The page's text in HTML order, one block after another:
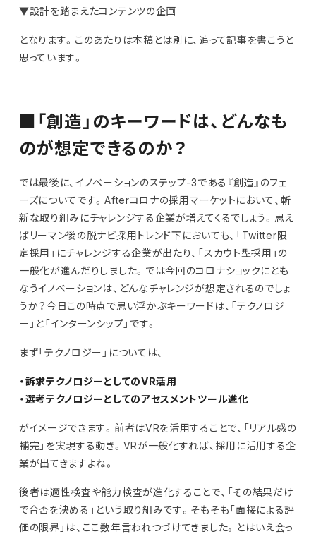
▼設計を踏まえたコンテンツの企画
となります。このあたりは本稿とは別に、追って記事を書こうと
思っています。
■「創造」のキーワードは、どんなも
のが想定できるのか？
では最後に、イノベーションのステップ-3である『創造』のフェ
ーズについてです。Afterコロナの採用マーケットにおいて、斬
新な取り組みにチャレンジする企業が増えてくるでしょう。思え
ばリーマン後の脱ナビ採用トレンド下においても、「Twitter限
定採用」にチャレンジする企業が出たり、「スカウト型採用」の
一般化が進んだりしました。では今回のコロナショックにとも
なうイノベーションは、どんなチャレンジが想定されるのでしょ
うか？今日この時点で思い浮かぶキーワードは、「テクノロジ
ー」と「インターンシップ」です。
まず「テクノロジー」については、
・訴求テクノロジーとしてのVR活用
・選考テクノロジーとしてのアセスメントツール進化
がイメージできます。前者はVRを活用することで、「リアル感の
補完」を実現する動き。VRが一般化すれば、採用に活用する企
業が出てきますよね。
後者は適性検査や能力検査が進化することで、「その結果だけ
で合否を決める」という取り組みです。そもそも「面接による評
価の限界」は、ここ数年言われつづけてきました。とはいえ会っ